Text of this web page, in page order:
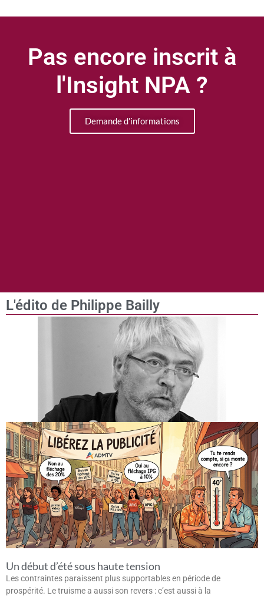
Pas encore inscrit à
l'Insight NPA ?
Demande d'informations
L'édito de Philippe Bailly
Un début d’été sous haute tension
Les contraintes paraissent plus supportables en période de
prospérité. Le truisme a aussi son revers : c’est aussi à la